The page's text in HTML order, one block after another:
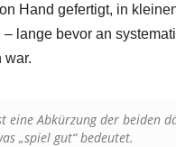
Hand gefertigt, in
lange bevor an
war.
eine Abkürzung der beiden
„spiel gut“ bedeutet.